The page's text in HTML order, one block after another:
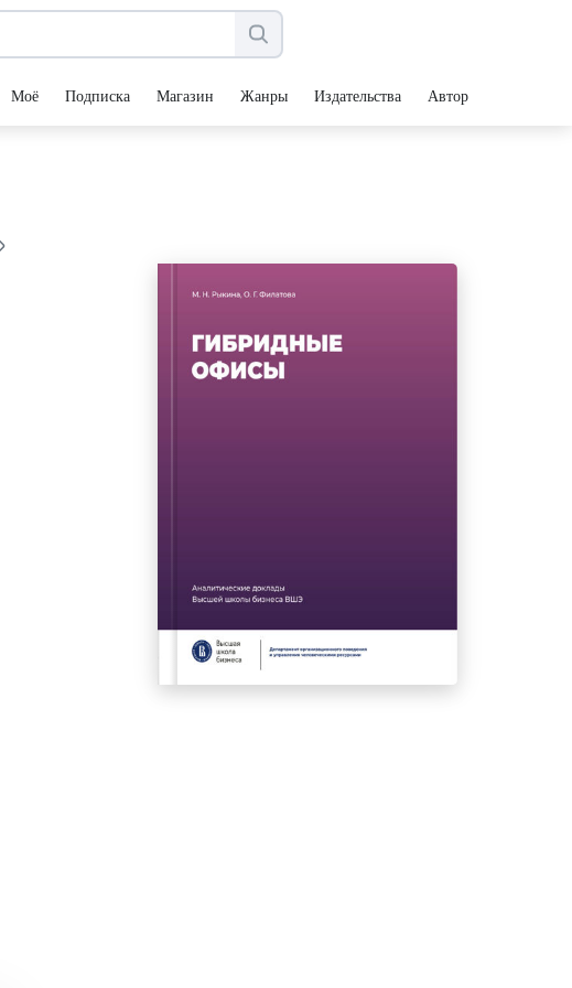
Моё Подписка Магазин Жанры Издательства Авторы